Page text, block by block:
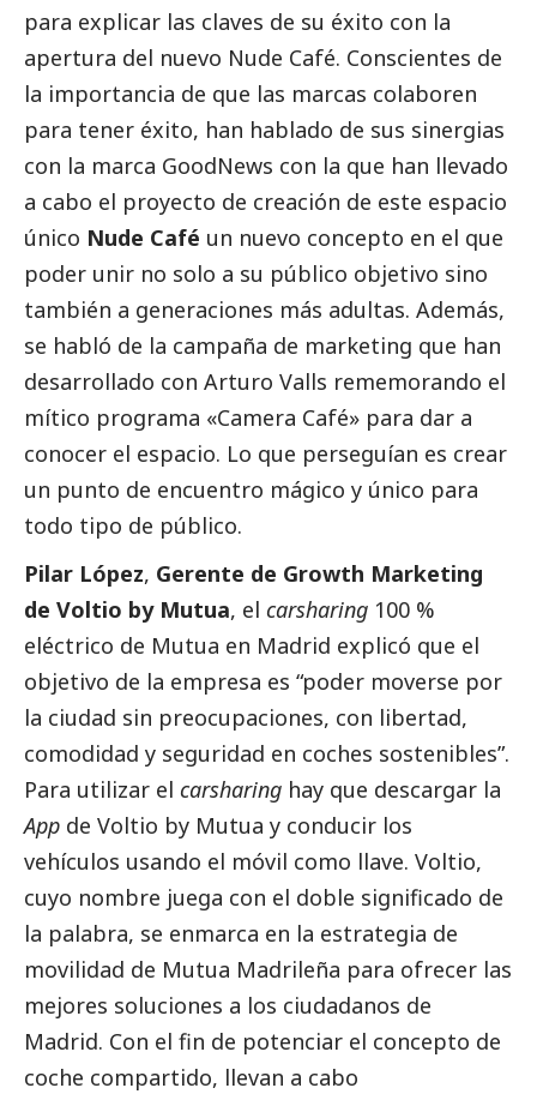
para explicar las claves de su éxito con la
apertura del nuevo Nude Café. Conscientes de
la importancia de que las marcas colaboren
para tener éxito, han hablado de sus sinergias
con la marca GoodNews con la que han llevado
a cabo el proyecto de creación de este espacio
único Nude Café un nuevo concepto en el que
poder unir no solo a su público objetivo sino
también a generaciones más adultas. Además,
se habló de la campaña de marketing que han
desarrollado con Arturo Valls rememorando el
mítico programa «Camera Café» para dar a
conocer el espacio. Lo que perseguían es crear
un punto de encuentro mágico y único para
todo tipo de público.
Pilar López, Gerente de Growth Marketing
de Voltio by Mutua, el carsharing 100 %
eléctrico de Mutua en Madrid explicó que el
objetivo de la empresa es “poder moverse por
la ciudad sin preocupaciones, con libertad,
comodidad y seguridad en coches sostenibles”.
Para utilizar el carsharing hay que descargar la
App de Voltio by Mutua y conducir los
vehículos usando el móvil como llave. Voltio,
cuyo nombre juega con el doble significado de
la palabra, se enmarca en la estrategia de
movilidad de Mutua Madrileña para ofrecer las
mejores soluciones a los ciudadanos de
Madrid. Con el fin de potenciar el concepto de
coche compartido, llevan a cabo